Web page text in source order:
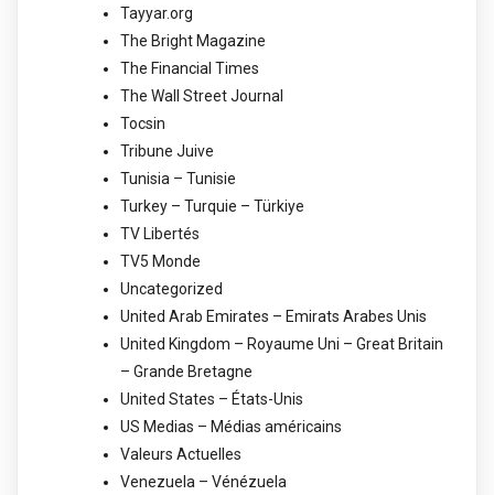
Tayyar.org
The Bright Magazine
The Financial Times
The Wall Street Journal
Tocsin
Tribune Juive
Tunisia – Tunisie
Turkey – Turquie – Türkiye
TV Libertés
TV5 Monde
Uncategorized
United Arab Emirates – Emirats Arabes Unis
United Kingdom – Royaume Uni – Great Britain
– Grande Bretagne
United States – États-Unis
US Medias – Médias américains
Valeurs Actuelles
Venezuela – Vénézuela